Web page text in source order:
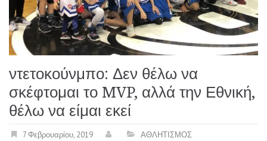
ντετοκούνμπο: Δεν θέλω να
σκέφτομαι το MVP, αλλά την Εθνική,
θέλω να είμαι εκεί
7 Φεβρουαρίου, 2019 ΑΘΛΗΤΙΣΜΟΣ